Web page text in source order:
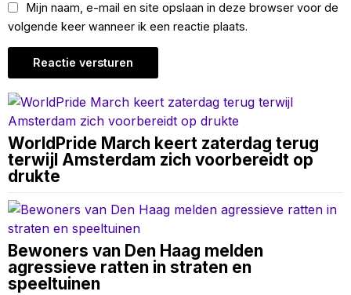
Mijn naam, e-mail en site opslaan in deze browser voor de
volgende keer wanneer ik een reactie plaats.
WorldPride March keert zaterdag terug
terwijl Amsterdam zich voorbereidt op
drukte
Bewoners van Den Haag melden
agressieve ratten in straten en
speeltuinen